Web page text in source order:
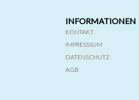
INFORMATIONEN
KONTAKT
IMPRESSSUM
DATENSCHUTZ
AGB